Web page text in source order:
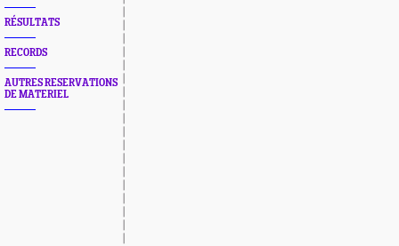
RÉSULTATS
RECORDS
AUTRES RESERVATIONS
DE MATERIEL